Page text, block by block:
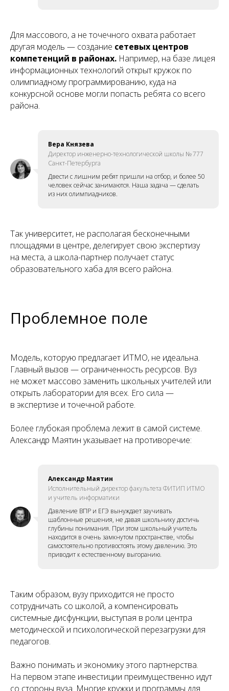
Для массового, а не точечного охвата работает
другая модель — создание сетевых центров
компетенций в районах. Например, на базе лицея
информационных технологий открыт кружок по
олимпиадному программированию, куда на
конкурсной основе могли попасть ребята со всего
района.
Вера Князева
Директор инженерно-технологической школы № 777
Санкт-Петербурга
Двести с лишним ребят пришли на отбор, и более 50
человек сейчас занимаются. Наша задача — сделать
из них олимпиадников.
Так университет, не располагая бесконечными
площадями в центре, делегирует свою экспертизу
на места, а школа-партнер получает статус
образовательного хаба для всего района.
Проблемное поле
Модель, которую предлагает ИТМО, не идеальна.
Главный вызов — ограниченность ресурсов. Вуз
не может массово заменить школьных учителей или
открыть лаборатории для всех. Его сила —
в экспертизе и точечной работе.
Более глубокая проблема лежит в самой системе.
Александр Маятин указывает на противоречие:
Александр Маятин
Исполнительный директор факультета ФИТИП ИТМО
и учитель информатики
Давление ВПР и ЕГЭ вынуждает заучивать
шаблонные решения, не давая школьнику достичь
глубины понимания. При этом школьный учитель
находится в очень замкнутом пространстве, чтобы
самостоятельно противостоять этому давлению. Это
приводит к естественному выгоранию.
Таким образом, вузу приходится не просто
сотрудничать со школой, а компенсировать
системные дисфункции, выступая в роли центра
методической и психологической перезагрузки для
педагогов.
Важно понимать и экономику этого партнерства.
На первом этапе инвестиции преимущественно идут
со стороны вуза. Многие кружки и программы для